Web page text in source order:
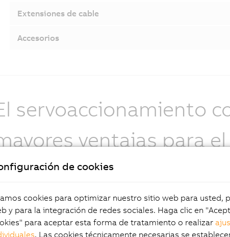
Extensiones de cable
Accesorios
servoaccionamiento
ventajas para el
de cookies
cookies para optimizar nuestro sitio web para usted,
y para la integración de redes sociales. Haga clic en
para aceptar esta forma de tratamiento o realizar
. Las cookies técnicamente necesarias se